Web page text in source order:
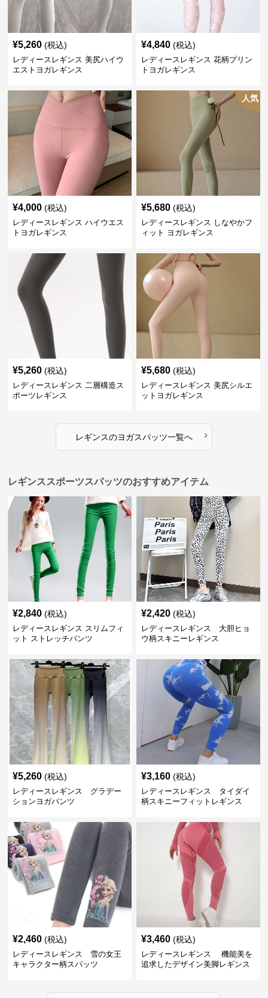
¥5,260 (税込)
レディースレギンス 美尻ハイウ
エストヨガレギンス
¥4,840 (税込)
レディースレギンス 花柄プリン
トヨガレギンス
¥4,000 (税込)
レディースレギンス ハイウエス
トヨガレギンス
人気
¥5,680 (税込)
レディースレギンス しなやかフ
ィット ヨガレギンス
¥5,260 (税込)
レディースレギンス 二層構造ス
ポーツレギンス
¥5,680 (税込)
レディースレギンス 美尻シルエ
ットヨガレギンス
レギンスのヨガスパッツ一覧へ ›
レギンススポーツスパッツのおすすめアイテム
¥2,840 (税込)
レディースレギンス スリムフィ
ット ストレッチパンツ
¥2,420 (税込)
レディースレギンス 大胆ヒョ
ウ柄スキニーレギンス
¥5,260 (税込)
レディースレギンス グラデー
ションヨガパンツ
¥3,160 (税込)
レディースレギンス タイダイ
柄スキニーフィットレギンス
¥2,460 (税込)
レディースレギンス 雪の女王
キャラクター柄スパッツ
¥3,460 (税込)
レディースレギンス 機能美を
追求したデザイン美脚レギンス